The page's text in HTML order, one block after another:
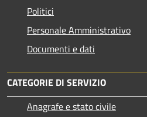
Politici
Personale Amministrativo
Documenti e dati
CATEGORIE DI SERVIZIO
Anagrafe e stato civile